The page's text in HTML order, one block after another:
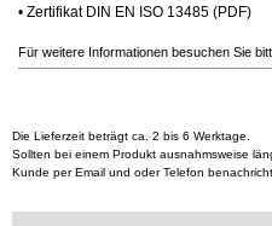
• Zertifikat DIN EN ISO 13485 (PDF)
Für weitere Informationen besuchen Sie
Die Lieferzeit beträgt ca. 2 bis 6 Werktage.
Sollten bei einem Produkt ausnahmsweise
Kunde per Email und oder Telefon